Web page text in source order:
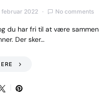
februar 2022 No comments
du har fri til at være sammen
Der sker…